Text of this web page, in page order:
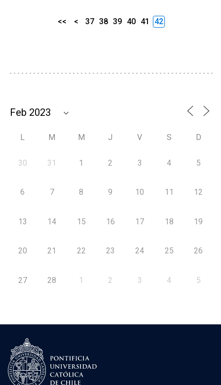
<< < 37 38 39 40 41 42
L M M J V S D
30 31 1 2 3 4 5
6 7 8 9 10 11 12
13 14 15 16 17 18 19
20 21 22 23 24 25 26
27 28 1 2 3 4 5